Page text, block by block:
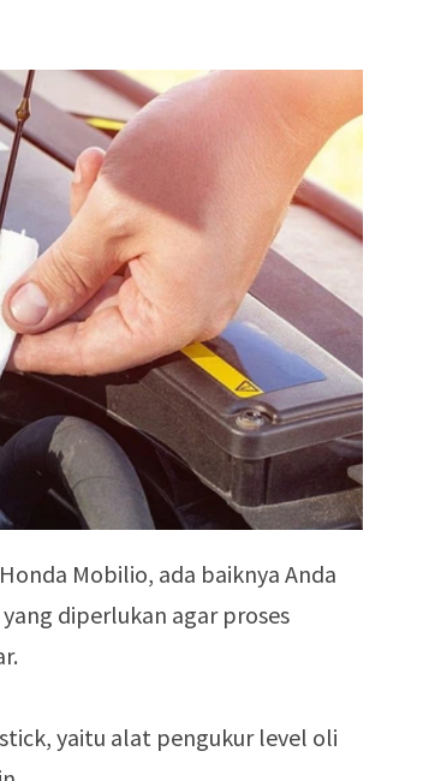
Mobilio, ada baiknya Anda
diperlukan agar proses
yaitu alat pengukur level oli